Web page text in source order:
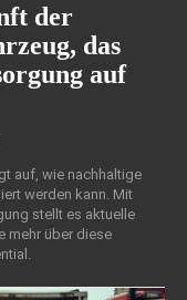
der
das
auf
auf, wie nachhaltige
werden kann. Mit
stellt es aktuelle
mehr über diese